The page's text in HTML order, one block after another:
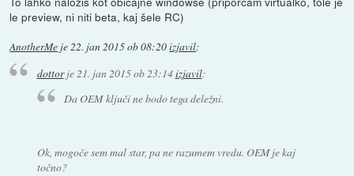
le preview, ni niti beta, kaj šele RC)
AnotherMe je22. jan 2015 ob 08:20izjavil:
dottorje 21. jan 2015 ob 23:14izjavil:
Da OEM ključi ne bodo tega deležni.
Ok, mogoče sem mal star, pa ne razumem vredu. OEM je kaj
točno?